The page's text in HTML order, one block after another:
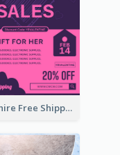
Sapphire Free Shipping Flyer Design Ideas